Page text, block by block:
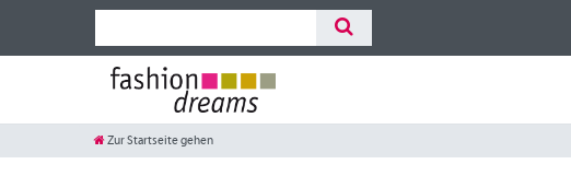
Zur Startseite gehen